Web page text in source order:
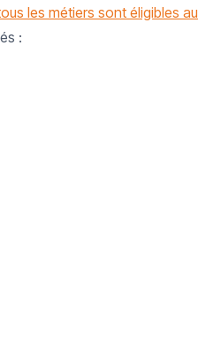
les métiers sont éligibles au
: